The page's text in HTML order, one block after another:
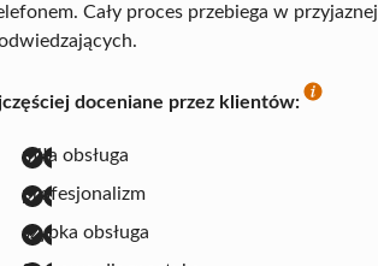
Cały proces przebiega w przyjaznej
doceniane przez klientów:
miła obsługa
profesjonalizm
szybka obsługa